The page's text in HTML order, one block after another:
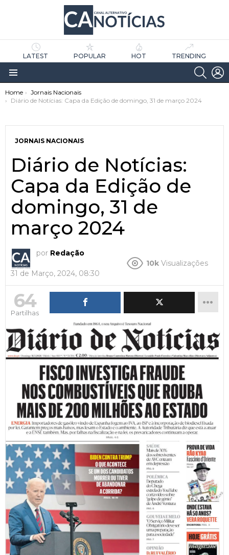
LATEST POPULAR HOT TRENDING
Menu
You are here:
Home
Jornais Nacionais
Diário de Notícias: Capa da Edição de domingo, 31 de março 2024
JORNAIS NACIONAIS
Diário de Notícias:
Capa da Edição de
domingo, 31 de
março 2024
por Redação
31 de Março, 2024, 08:30
10k Visualizações
64
Partilhas